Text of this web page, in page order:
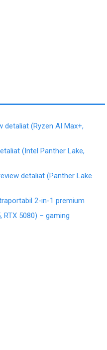
detaliat (Ryzen AI Max+,
(Intel Panther Lake,
detaliat (Panther Lake
2-in-1 premium
RTX 5080) – gaming